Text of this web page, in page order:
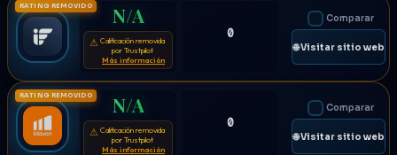
RATING REMOVIDO N/A
⚠ Calificación removida
por Trustpilot
Más información
0
Comparar
🌐 Visitar sitio web
RATING REMOVIDO N/A
⚠ Calificación removida
por Trustpilot
Más información
0
Comparar
🌐 Visitar sitio web